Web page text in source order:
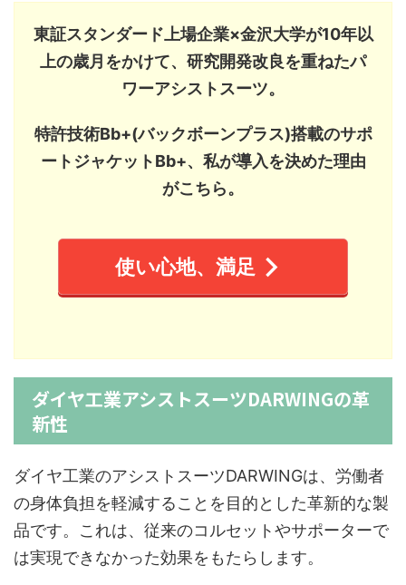
東証スタンダード上場企業×金沢大学が10年以
上の歳月をかけて、研究開発改良を重ねたパ
ワーアシストスーツ。
特許技術Bb+(バックボーンプラス)搭載のサポ
ートジャケットBb+、私が導入を決めた理由
がこちら。
使い心地、満足
ダイヤ工業アシストスーツDARWINGの革
新性
ダイヤ工業のアシストスーツDARWINGは、労働者
の身体負担を軽減することを目的とした革新的な製
品です。これは、従来のコルセットやサポーターで
は実現できなかった効果をもたらします。